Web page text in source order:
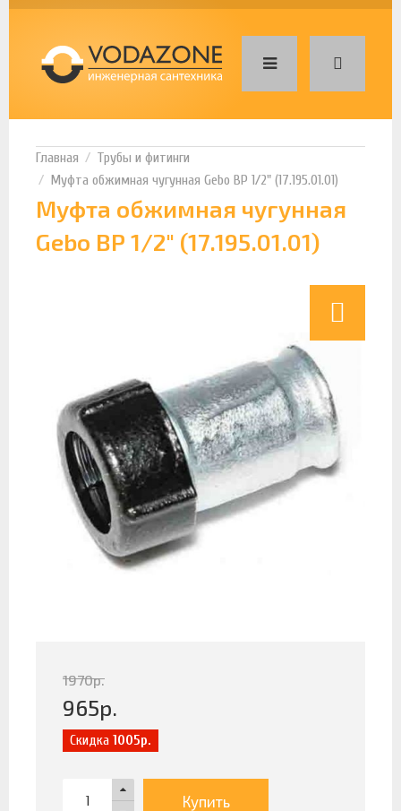
Трубы и фитинги
Муфта обжимная чугунная Gebo ВР 1/2" (17.195.01.01)
Муфта обжимная чугунная
Gebo ВР 1/2" (17.195.01.01)
1970р.
965р.
Скидка 1005р.
Купить